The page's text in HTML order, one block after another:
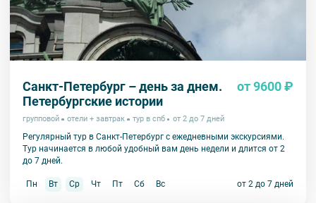
Санкт-Петербург – день за днем.
Петербургские истории
от 9600 ₽
групповой отели + завтрак тур в спб от 2 до 7 дней
Регулярный тур в Санкт-Петербург с ежедневными экскурсиями.
Тур начинается в любой удобный вам день недели и длится от 2
до 7 дней.
Пн Вт Ср Чт Пт Сб Вс от 2 до 7 дней